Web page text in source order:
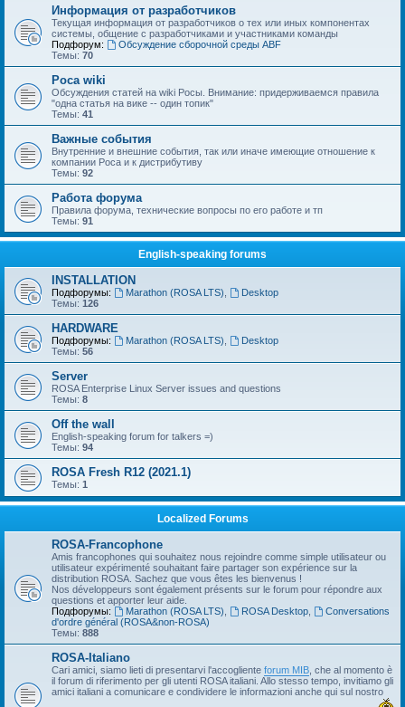
Информация от разработчиков
Текущая информация от разработчиков о тех или иных компонентах
системы, общение с разработчиками и участниками команды
Подфорум:
Обсуждение сборочной среды ABF
Темы: 70
Роса wiki
Обсуждения статей на wiki Росы. Внимание: придерживаемся правила
"одна статья на вике -- один топик"
Темы: 41
Важные события
Внутренние и внешние события, так или иначе имеющие отношение к
компании Роса и к дистрибутиву
Темы: 92
Работа форума
Правила форума, технические вопросы по его работе и тп
Темы: 91
English-speaking forums
INSTALLATION
Подфорумы: Marathon (ROSA LTS)
Desktop
Темы: 126
HARDWARE
Подфорумы: Marathon (ROSA LTS)
Desktop
Темы: 56
Server
ROSA Enterprise Linux Server issues and questions
Темы: 8
Off the wall
English-speaking forum for talkers =)
Темы: 94
ROSA Fresh R12 (2021.1)
Темы: 1
Localized Forums
ROSA-Francophone
Amis francophones qui souhaitez nous rejoindre comme simple utilisateur ou
utilisateur expérimenté souhaitant faire partager son expérience sur la
distribution ROSA. Sachez que vous êtes les bienvenus !
Nos développeurs sont également présents sur le forum pour répondre aux
questions et apporter leur aide.
Подфорумы:
Marathon (ROSA LTS) ROSA Desktop,
Conversations
d'ordre général (ROSA&non-ROSA)
Темы: 888
ROSA-Italiano
Cari amici, siamo lieti di presentarvi l'accogliente forum MIB , che al momento è
il forum di riferimento per gli utenti ROSA italiani. Allo stesso tempo, invitiamo gli
amici italiani a comunicare e condividere le informazioni anche qui sul nostro